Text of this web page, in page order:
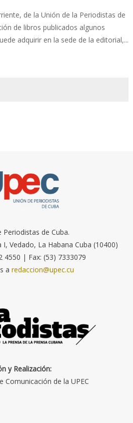
de la Unión de la Periodistas de
de libros publicados algunos
adquirir en la sede de la editorial,...
Periodistas de Cuba.
Vedado, La Habana Cuba (10400)
4550 | Fax: (53) 7333079
a redaccion@upec.cu
y Realización:
Comunicación de la UPEC